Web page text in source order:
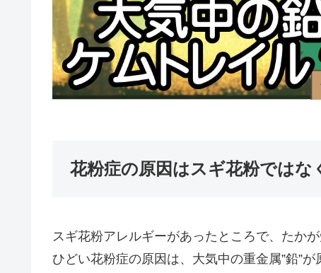
花粉症の原因はスギ花粉ではな
スギ花粉アレルギーがあったところで、たかが
ひどい花粉症の原因は、大気中の重金属”鉛”が